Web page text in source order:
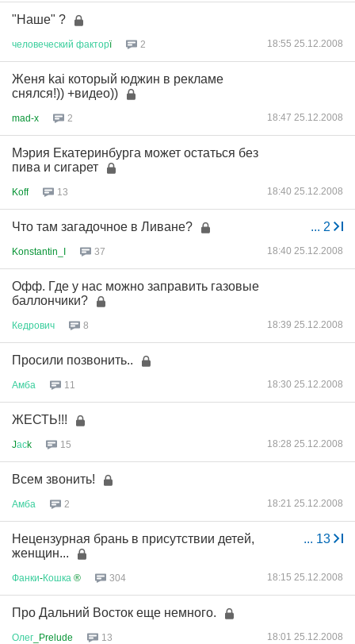
"Наше" ?
человеческий факторї 2 18:55 25.12.2008
Женя kai который юджин в рекламе
снялся!)) +видео))
mad-x 2 18:47 25.12.2008
Мэрия Екатеринбурга может остаться без
пива и сигарет
Koff 13 18:40 25.12.2008
... 2
Что там загадочное в Ливане?
Konstantin_I 37 18:40 25.12.2008
Офф. Где у нас можно заправить газовые
баллончики?
Кедрович 8 18:39 25.12.2008
Просили позвонить..
Амба 11 18:30 25.12.2008
ЖЕСТЬ!!!
Jасk 15 18:28 25.12.2008
Всем звонить!
Амба 2 18:21 25.12.2008
... 13
Нецензурная брань в присутствии детей,
женщин...
Фанки-Кошка ® 304 18:15 25.12.2008
Про Дальний Восток еще немного.
Олег _Prelude 13 18:01 25.12.2008